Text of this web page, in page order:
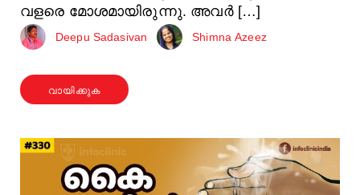
വളരെ മോശമായിരുന്നു. അവർ […]
Deepu Sadasivan Shimna Azeez
വായിക്കുക